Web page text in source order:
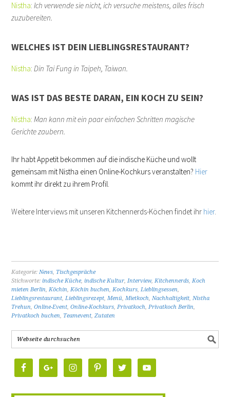
Nistha:Ich verwende sie nicht, ich versuche meistens, alles frisch
zuzubereiten.
WELCHES IST DEIN LIEBLINGSRESTAURANT?
Nistha:Din Tai Fung in Taipeh, Taiwan.
WAS IST DAS BESTE DARAN, EIN KOCH ZU SEIN?
Nistha:Man kann mit ein paar einfachen Schritten magische
Gerichte zaubern.
Ihr habt Appetit bekommen auf die indische Küche und wollt
gemeinsam mit Nistha einen Online-Kochkurs veranstalten? Hier
kommt ihr direkt zu ihrem Profil.
Weitere Interviews mit unseren Kitchennerds-Köchen findet ihr hier.
Kategorie:News, Tischgespräche
Stichworte:indische Küche,indische Kultur,Interview,Kitchennerds,Koch
mieten Berlin,Köchin,Köchin buchen,Kochkurs,Lieblingsessen,
Lieblingsrestaurant,Lieblingsrezept,Menü,Mietkoch,Nachhaltigkeit,Nistha
Trehun,Online-Event,Online-Kochkurs,Privatkoch,Privatkoch Berlin,
Privatkoch buchen, Teamevent,Zutaten